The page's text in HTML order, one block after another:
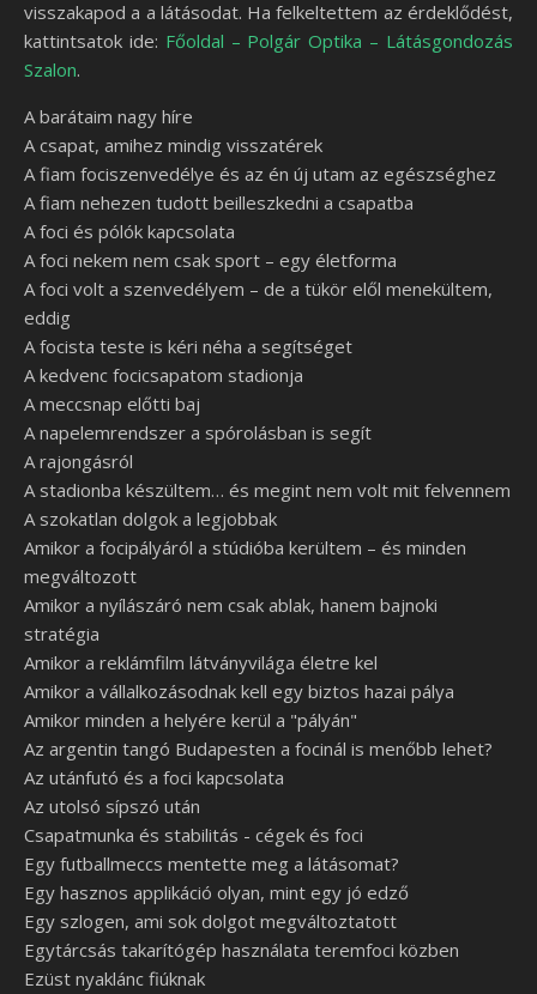
visszakapod a a látásodat. Ha felkeltettem az érdeklődést,
kattintsatok ide: Főoldal – Polgár Optika – Látásgondozás
Szalon.
A barátaim nagy híre
A csapat, amihez mindig visszatérek
A fiam fociszenvedélye és az én új utam az egészséghez
A fiam nehezen tudott beilleszkedni a csapatba
A foci és pólók kapcsolata
A foci nekem nem csak sport – egy életforma
A foci volt a szenvedélyem – de a tükör elől menekültem,
eddig
A focista teste is kéri néha a segítséget
A kedvenc focicsapatom stadionja
A meccsnap előtti baj
A napelemrendszer a spórolásban is segít
A rajongásról
A stadionba készültem… és megint nem volt mit felvennem
A szokatlan dolgok a legjobbak
Amikor a focipályáról a stúdióba kerültem – és minden
megváltozott
Amikor a nyílászáró nem csak ablak, hanem bajnoki
stratégia
Amikor a reklámfilm látványvilága életre kel
Amikor a vállalkozásodnak kell egy biztos hazai pálya
Amikor minden a helyére kerül a "pályán"
Az argentin tangó Budapesten a focinál is menőbb lehet?
Az utánfutó és a foci kapcsolata
Az utolsó sípszó után
Csapatmunka és stabilitás - cégek és foci
Egy futballmeccs mentette meg a látásomat?
Egy hasznos applikáció olyan, mint egy jó edző
Egy szlogen, ami sok dolgot megváltoztatott
Egytárcsás takarítógép használata teremfoci közben
Ezüst nyaklánc fiúknak